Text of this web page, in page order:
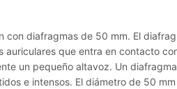
con diafragmas de 50 mm. El
auriculares que entra en contacto
un pequeño altavoz. Un
e intensos. El diámetro de 50